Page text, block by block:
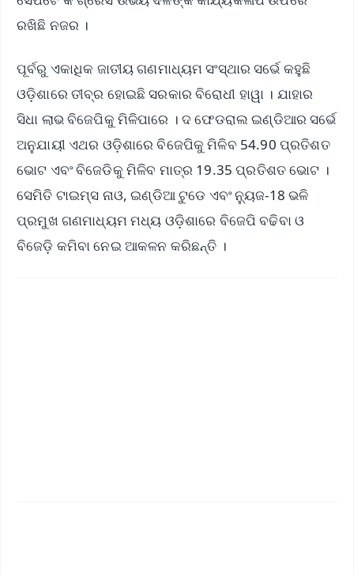
ରଖିଛି ନଜର ।
ପୂର୍ବରୁ ଏକାଧିକ ଜାତୀୟ ଗଣମାଧ୍ୟମ ସଂସ୍ଥାର ସର୍ଭେ କହୁଛି
ଓଡ଼ିଶାରେ ତୀବ୍ର ହୋଇଛି ସରକାର ବିରୋଧୀ ହାୱା । ଯାହାର
ସିଧା ଲାଭ ବିଜେପିକୁ ମିଳିପାରେ । ଦ ଫେଡରାଲ ଇଣ୍ଡିଆର ସର୍ଭେ
ଅନୁଯାୟୀ ଏଥର ଓଡ଼ିଶାରେ ବିଜେପିକୁ ମିଳିବ 54.90 ପ୍ରତିଶତ
ଭୋଟ ଏବଂ ବିଜେଡିକୁ ମିଳିବ ମାତ୍ର 19.35 ପ୍ରତିଶତ ଭୋଟ ।
ସେମିତି ଟାଇମ୍ସ ନାଓ, ଇଣ୍ଡିଆ ଟୁଡେ ଏବଂ ନ୍ୟୁଜ-18 ଭଳି
ପ୍ରମୁଖ ଗଣମାଧ୍ୟମ ମଧ୍ୟ ଓଡ଼ିଶାରେ ବିଜେପି ବଢିବା ଓ
ବିଜେଡ଼ି କମିବା ନେଇ ଆକଳନ କରିଛନ୍ତି ।